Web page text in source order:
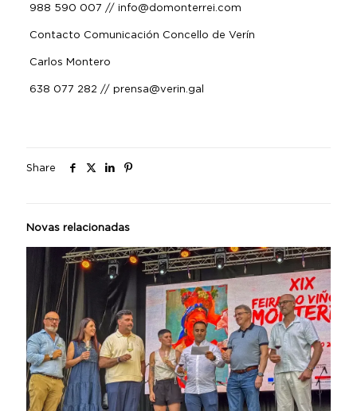
988 590 007 // info@domonterrei.com
Contacto Comunicación Concello de Verín
Carlos Montero
638 077 282 // prensa@verin.gal
Share
Novas relacionadas